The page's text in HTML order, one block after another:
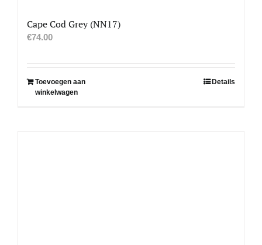
Cape Cod Grey (NN17)
€74.00
Toevoegen aan
winkelwagen
Details